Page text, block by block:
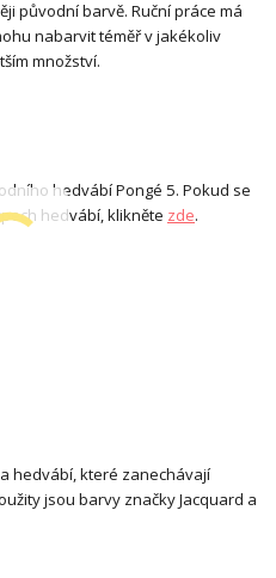
původní barvě. Ruční práce má
nabarvit téměř v jakékoliv
množství.
hedvábí Pongé 5. Pokud se
hedvábí, klikněte zde.
hedvábí, které zanechávají
jsou barvy značky Jacquard a